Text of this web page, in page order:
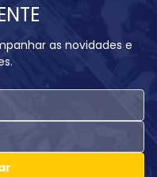
as novidades e